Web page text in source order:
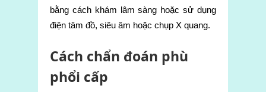
bằng cách khám lâm sàng hoặc sử dụng
điện tâm đồ, siêu âm hoặc chụp X quang.
Cách chẩn đoán phù
phổi cấp